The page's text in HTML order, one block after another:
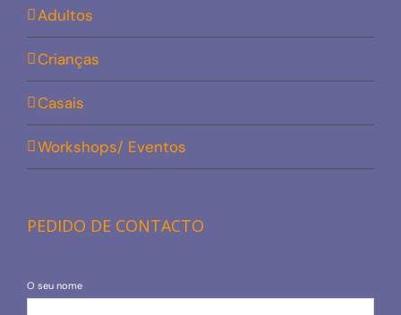
Adultos
Crianças
Casais
Workshops/ Eventos
PEDIDO DE CONTACTO
O seu nome